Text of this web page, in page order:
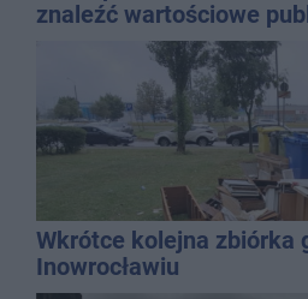
znaleźć wartościowe
Wkrótce kolejna zbiórka
Inowrocławiu